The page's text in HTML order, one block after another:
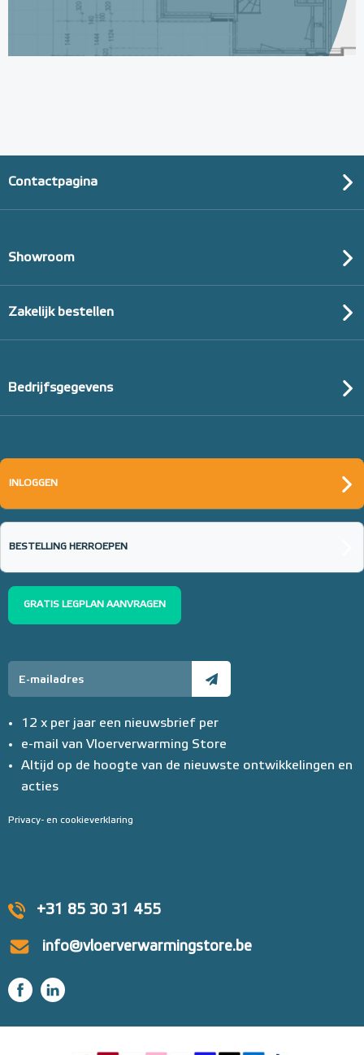
+31 85 30 31 455
info@vloerverwarmingstore.be
Contactpagina
Showroom
Zakelijk bestellen
Bedrijfsgegevens
INLOGGEN
BESTELLING HERROEPEN
GRATIS LEGPLAN AANVRAGEN
12 x per jaar een nieuwsbrief per
e-mail van Vloerverwarming Store
Altijd op de hoogte van de nieuwste ontwikkelingen en
acties
Privacy- en cookieverklaring